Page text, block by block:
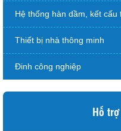
Hệ thống hàn dầm, kết cấu
Thiết bị nhà thông minh
Đinh công nghiệp
Hỗ